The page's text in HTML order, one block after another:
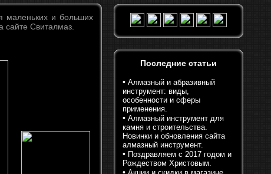
маленьких и больших
Свиталмаз.
Последние статьи
• Алмазный и абразивный
инструмент: виды,
особенности и сферы
применения.
• Алмазный инструмент для
камня и строительства.
Новинки и обновления сайта
алмазный инструмент.
• Поздравляем с 2017 годом и
Рождеством Христовым.